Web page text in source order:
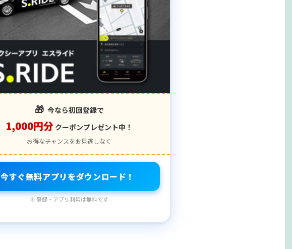
🎁 今なら初回登録で
1,000円分 クーポンプレゼント中！
お得なチャンスをお見逃しなく
今すぐ無料アプリをダウンロード！
※ 登録・アプリ利用は無料です